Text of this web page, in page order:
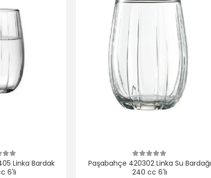
Linka Bardak
6'lı
Paşabahçe 420302 Linka Su Bardağı
240 cc 6'lı